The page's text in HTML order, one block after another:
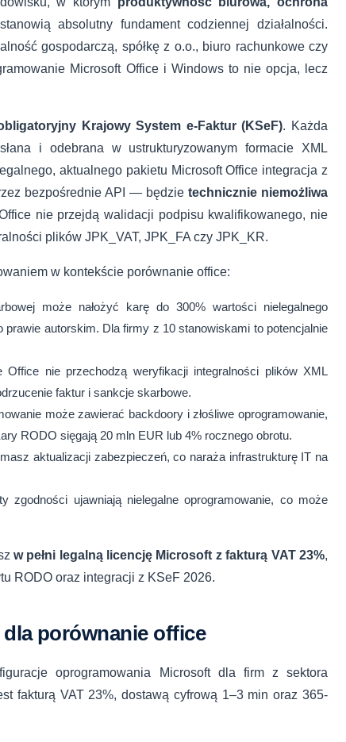
absolutny fundament codziennej działalności.
gospodarczą, spółkę z o.o., biuro rachunkowe czy
Microsoft Office i Windows to nie opcja, lecz
Krajowy System e-Faktur (KSeF). Każda
i odebrana w ustrukturyzowanym formacie XML
aktualnego pakietu Microsoft Office integracja z
bezpośrednie API — będzie technicznie niemożliwa
nie przejdą walidacji podpisu kwalifikowanego, nie
plików JPK_VAT, JPK_FA czy JPK_KR.
w kontekście porównanie office:
może nałożyć karę do 300% wartości nielegalnego
autorskim. Dla firmy z 10 stanowiskami to potencjalnie
nie przechodzą weryfikacji integralności plików XML
faktur i sankcje skarbowe.
może zawierać backdoory i złośliwe oprogramowanie,
RODO sięgają 20 mln EUR lub 4% rocznego obrotu.
aktualizacji zabezpieczeń, co naraża infrastrukturę IT na
zgodności ujawniają nielegalne oprogramowanie, co może
w pełni legalną licencję Microsoft z fakturą VAT 23%,
RODO oraz integracji z KSeF 2026.
porównanie office
oprogramowania Microsoft dla firm z sektora
fakturą VAT 23%, dostawą cyfrową 1–3 min oraz 365-